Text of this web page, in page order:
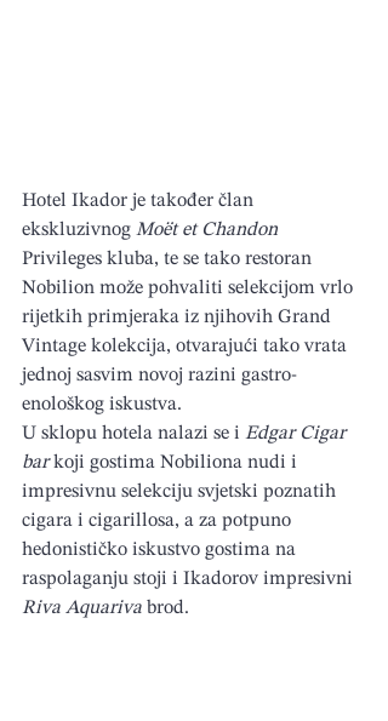
Hotel Ikador je također član
ekskluzivnog Moët et Chandon
Privileges kluba, te se tako restoran
Nobilion može pohvaliti selekcijom vrlo
rijetkih primjeraka iz njihovih Grand
Vintage kolekcija, otvarajući tako vrata
jednoj sasvim novoj razini gastro-
enološkog iskustva.
U sklopu hotela nalazi se i Edgar Cigar
bar koji gostima Nobiliona nudi i
impresivnu selekciju svjetski poznatih
cigara i cigarillosa, a za potpuno
hedonističko iskustvo gostima na
raspolaganju stoji i Ikadorov impresivni
Riva Aquariva brod.